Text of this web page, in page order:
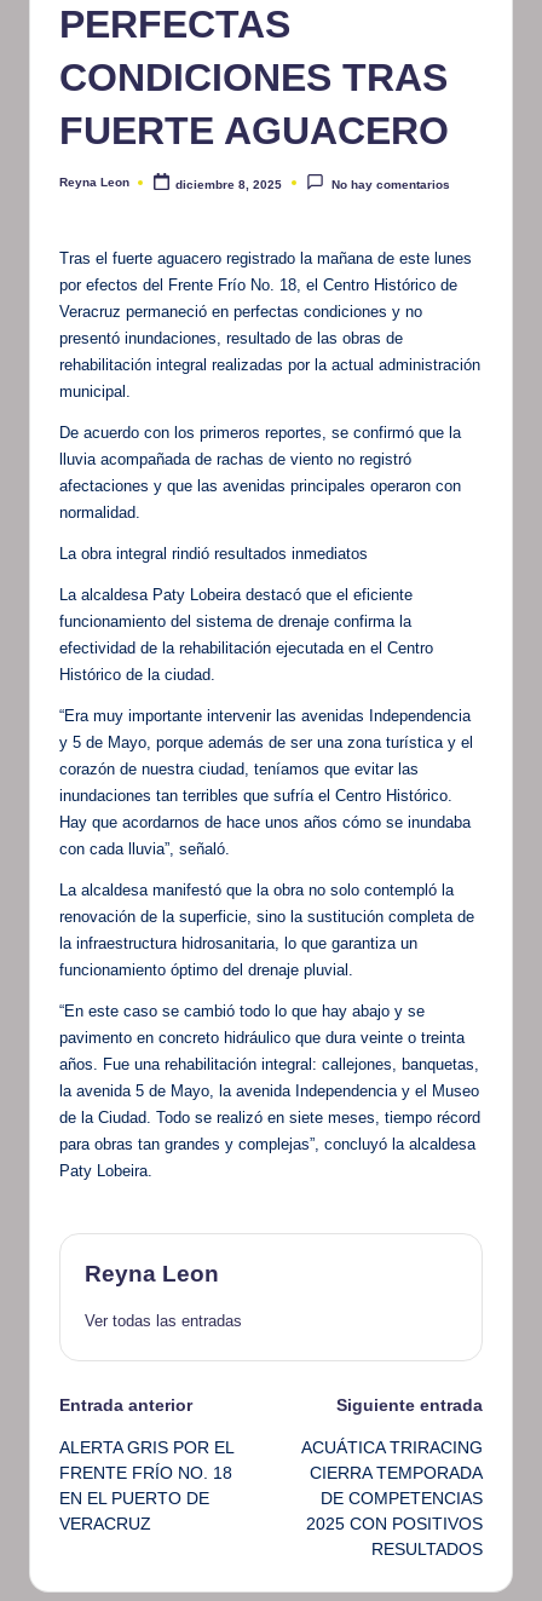
PERFECTAS
CONDICIONES TRAS
FUERTE AGUACERO
Publicado
Reyna Leon diciembre 8, 2025 No hay comentarios
Tras el fuerte aguacero registrado la mañana de este lunes
por efectos del Frente Frío No. 18, el Centro Histórico de
Veracruz permaneció en perfectas condiciones y no
presentó inundaciones, resultado de las obras de
rehabilitación integral realizadas por la actual administración
municipal.
De acuerdo con los primeros reportes, se confirmó que la
lluvia acompañada de rachas de viento no registró
afectaciones y que las avenidas principales operaron con
normalidad.
La obra integral rindió resultados inmediatos
La alcaldesa Paty Lobeira destacó que el eficiente
funcionamiento del sistema de drenaje confirma la
efectividad de la rehabilitación ejecutada en el Centro
Histórico de la ciudad.
“Era muy importante intervenir las avenidas Independencia
y 5 de Mayo, porque además de ser una zona turística y el
corazón de nuestra ciudad, teníamos que evitar las
inundaciones tan terribles que sufría el Centro Histórico.
Hay que acordarnos de hace unos años cómo se inundaba
con cada lluvia”, señaló.
La alcaldesa manifestó que la obra no solo contempló la
renovación de la superficie, sino la sustitución completa de
la infraestructura hidrosanitaria, lo que garantiza un
funcionamiento óptimo del drenaje pluvial.
“En este caso se cambió todo lo que hay abajo y se
pavimento en concreto hidráulico que dura veinte o treinta
años. Fue una rehabilitación integral: callejones, banquetas,
la avenida 5 de Mayo, la avenida Independencia y el Museo
de la Ciudad. Todo se realizó en siete meses, tiempo récord
para obras tan grandes y complejas”, concluyó la alcaldesa
Paty Lobeira.
Reyna Leon
Ver todas las entradas
Navegación
de
entradas
Entrada anterior
ALERTA GRIS POR EL
FRENTE FRÍO NO. 18
EN EL PUERTO DE
VERACRUZ
Siguiente entrada
ACUÁTICA TRIRACING
CIERRA TEMPORADA
DE COMPETENCIAS
2025 CON POSITIVOS
RESULTADOS